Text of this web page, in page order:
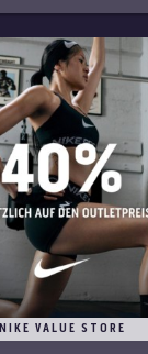
NIKE VALUE STORE